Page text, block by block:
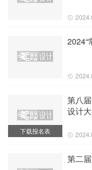
2024“
下载报名表
第八
设计
第二